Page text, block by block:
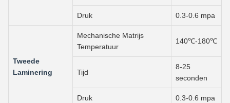
Druk 0.3-0.6 mpa
Tweede
Laminering
Mechanische Matrijs
Temperatuur
140℃-180℃
Tijd
8-25
seconden
Druk 0.3-0.6 mpa